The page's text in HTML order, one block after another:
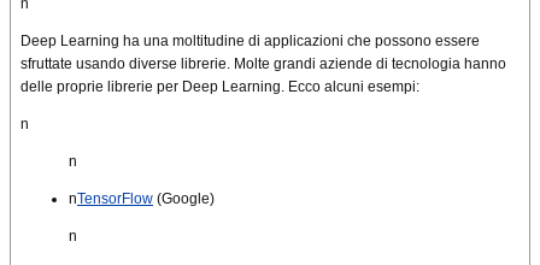
n
Deep Learning ha una moltitudine di applicazioni che possono essere
sfruttate usando diverse librerie. Molte grandi aziende di tecnologia hanno
delle proprie librerie per Deep Learning. Ecco alcuni esempi:
n
n
nTensorFlow (Google)
n